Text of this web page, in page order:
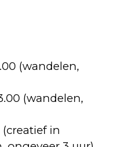
(wandelen,
(wandelen,
in